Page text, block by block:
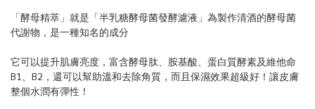
「酵母精萃」就是「半乳糖酵母菌發酵濾液」為製作清酒的酵母菌
代謝物，是一種知名的成分
它可以提升肌膚亮度，富含酵母肽、胺基酸、蛋白質酵素及維他命
B1、B2，還可以幫助溫和去除角質，而且保濕效果超級好！讓皮膚
整個水潤有彈性！